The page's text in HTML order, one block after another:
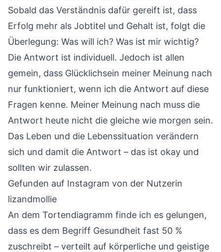
Sobald das Verständnis dafür gereift ist, dass
Erfolg mehr als Jobtitel und Gehalt ist, folgt die
Überlegung: Was will ich? Was ist mir wichtig?
Die Antwort ist individuell. Jedoch ist allen
gemein, dass Glücklichsein meiner Meinung nach
nur funktioniert, wenn ich die Antwort auf diese
Fragen kenne. Meiner Meinung nach muss die
Antwort heute nicht die gleiche wie morgen sein.
Das Leben und die Lebenssituation verändern
sich und damit die Antwort – das ist okay und
sollten wir zulassen.
Gefunden auf Instagram von der Nutzerin
lizandmollie
An dem Tortendiagramm finde ich es gelungen,
dass es dem Begriff Gesundheit fast 50 %
zuschreibt – verteilt auf körperliche und geistige